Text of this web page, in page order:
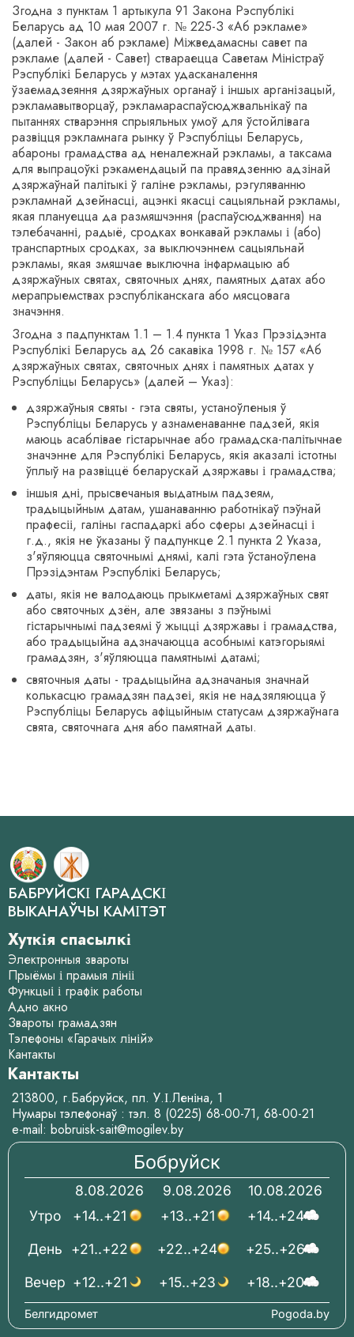
Згодна з пунктам 1 артыкула 91 Закона Рэспублікі
Беларусь ад 10 мая 2007 г. № 225-З «Аб рэкламе»
(далей - Закон аб рэкламе) Міжведамасны савет па
рэкламе (далей - Савет) ствараецца Саветам Міністраў
Рэспублікі Беларусь у мэтах удасканалення
ўзаемадзеяння дзяржаўных органаў і іншых арганізацый,
рэкламавытворцаў, рэкламараспаўсюджвальнікаў па
пытаннях стварэння спрыяльных умоў для ўстойлівага
развіцця рэкламнага рынку ў Рэспубліцы Беларусь,
абароны грамадства ад неналежнай рэкламы, а таксама
для выпрацоўкі рэкамендацый па правядзенню адзінай
дзяржаўнай палітыкі ў галіне рэкламы, рэгуляванню
рэкламнай дзейнасці, ацэнкі якасці сацыяльнай рэкламы,
якая плануецца да размяшчэння (распаўсюджвання) на
тэлебачанні, радыё, сродках вонкавай рэкламы і (або)
транспартных сродках, за выключэннем сацыяльнай
рэкламы, якая змяшчае выключна інфармацыю аб
дзяржаўных святах, святочных днях, памятных датах або
мерапрыемствах рэспубліканскага або мясцовага
значэння.
Згодна з падпунктам 1.1 – 1.4 пункта 1 Указ Прэзідэнта
Рэспублікі Беларусь ад 26 сакавіка 1998 г. № 157 «Аб
дзяржаўных святах, святочных днях і памятных датах у
Рэспубліцы Беларусь» (далей – Указ):
дзяржаўныя святы - гэта святы, устаноўленыя ў
Рэспубліцы Беларусь у азнаменаванне падзей, якія
маюць асаблівае гістарычнае або грамадска-палітычнае
значэнне для Рэспублікі Беларусь, якія аказалі істотны
ўплыў на развіццё беларускай дзяржавы і грамадства;
іншыя дні, прысвечаныя выдатным падзеям,
традыцыйным датам, ушанаванню работнікаў пэўнай
прафесіі, галіны гаспадаркі або сферы дзейнасці і
г.д., якія не ўказаны ў падпункце 2.1 пункта 2 Указа,
з'яўляюцца святочнымі днямі, калі гэта ўстаноўлена
Прэзідэнтам Рэспублікі Беларусь;
даты, якія не валодаюць прыкметамі дзяржаўных свят
або святочных дзён, але звязаны з пэўнымі
гістарычнымі падзеямі ў жыцці дзяржавы і грамадства,
або традыцыйна адзначаюцца асобнымі катэгорыямі
грамадзян, з'яўляюцца памятнымі датамі;
святочныя даты - традыцыйна адзначаныя значнай
колькасцю грамадзян падзеі, якія не надзяляюцца ў
Рэспубліцы Беларусь афіцыйным статусам дзяржаўнага
свята, святочнага дня або памятнай даты.
БАБРУЙСКІ ГАРАДСКІ
ВЫКАНАЎЧЫ КАМІТЭТ
Хуткія спасылкі
Электронныя звароты
Прыёмы і прамыя лініі
Функцыі і графік работы
Адно акно
Звароты грамадзян
Тэлефоны «Гарачых ліній»
Кантакты
Кантакты
213800, г.Бабруйск, пл. У.І.Леніна, 1
Нумары тэлефонаў : тэл. 8 (0225) 68-00-71, 68-00-21
e-mail: bobruisk-sait@mogilev.by
Бобруйск
8.08.2026
+14..+21
+21..+22
+12..+21
9.08.2026
+13..+21
+22..+24
+15..+23
10.08.2026
+14..+24
+25..+26
+18..+20
Вечер
День
Утро
Pogoda.by
Белгидромет